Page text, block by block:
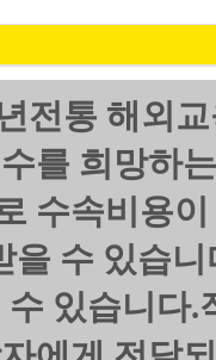
전통 해외
를 희망하
수속비용
을 수 있습
있습니다.